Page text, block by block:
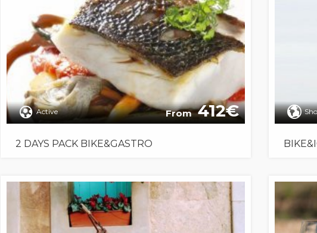
Active From 412
2 DAYS PACK BIKE&GASTRO